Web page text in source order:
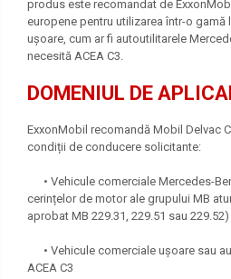
produs este recomandat de
europene pentru utilizarea într-o
ușoare, cum ar fi autoutilitarele
necesită ACEA C3.
DOMENIUL DE
ExxonMobil recomandă Mobil Delvac
condiții de conducere solicitante:
• Vehicule comerciale Mercedes-
cerințelor de motor ale grupului MB
aprobat MB 229.31, 229.51 sau 229.52)
• Vehicule comerciale ușoare sau
ACEA C3